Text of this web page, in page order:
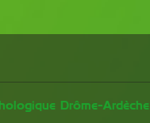
Drôme-Ardèche